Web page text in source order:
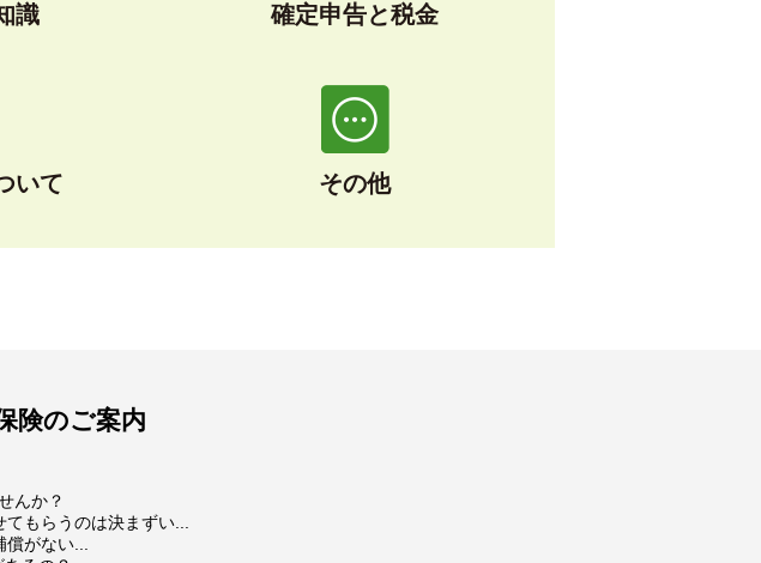
識 確定申告と税金
いて その他
険のご案内
んか？
もらうのは決まずい...
がない...